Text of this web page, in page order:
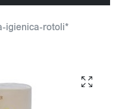
igienica-rotoli*